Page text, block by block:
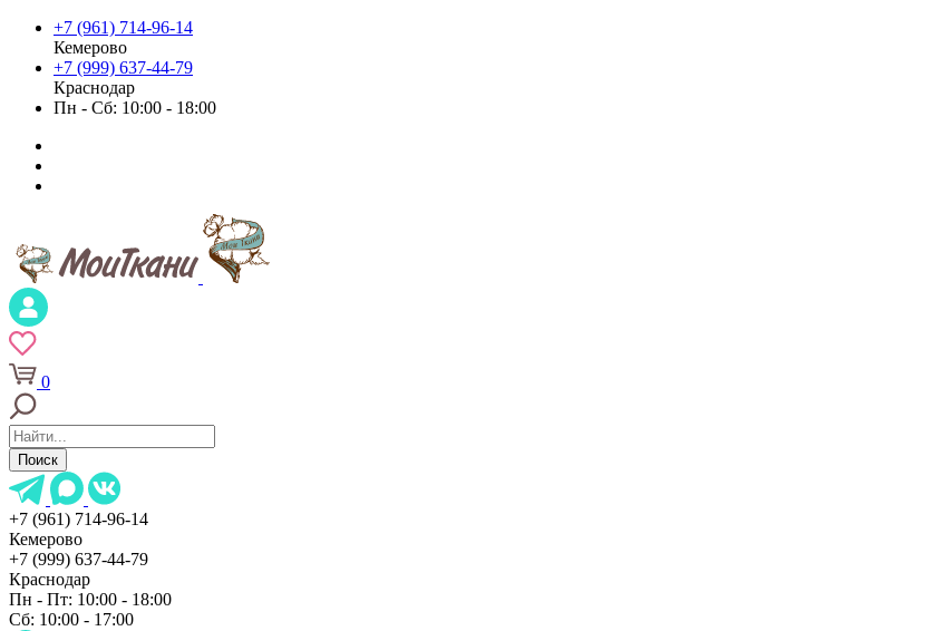
+7 (961) 714-96-14
Кемерово
+7 (999) 637-44-79
Краснодар
Пн - Сб: 10:00 - 18:00
0
Поиск
+7 (961) 714-96-14
Кемерово
+7 (999) 637-44-79
Краснодар
Пн - Пт: 10:00 - 18:00
Сб: 10:00 - 17:00